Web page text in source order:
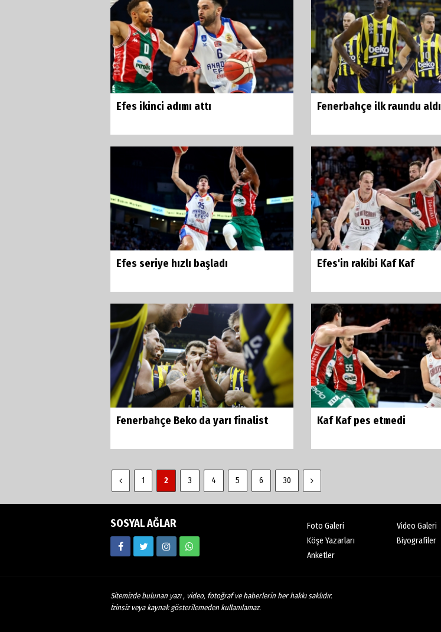
Efes ikinci adımı attı Fenerbahçe ilk raundu aldı
Efes seriye hızlı başladı Efes'in rakibi Kaf Kaf
Fenerbahçe Beko da yarı finalist Kaf Kaf pes etmedi
1 2 3 4 5 6 30
SOSYAL AĞLAR Foto Galeri
Video Galeri
Köşe Yazarları
Biyografiler
Anketler
Sitemizde bulunan yazı , video, fotoğraf ve haberlerin her hakkı saklıdır.
İzinsiz veya kaynak gösterilemeden kullanılamaz.